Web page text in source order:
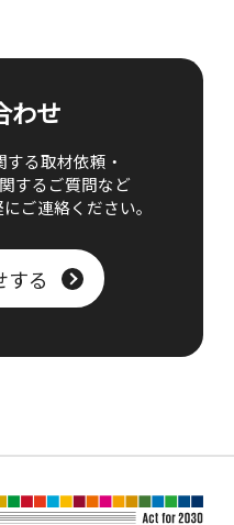
わせ
する取材依頼・
するご質問など
ご連絡ください。
する